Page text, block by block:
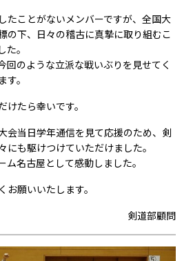
たことがないメンバーですが、全国大
の下、日々の稽古に真摯に取り組むこ
。
回のような立派な戦いぶりを見せてく
。
たら幸いです。
会当日学年通信を見て応援のため、剣
にも駆けつけていただけました。
ム名古屋として感動しました。
願いいたします。
剣道部顧問